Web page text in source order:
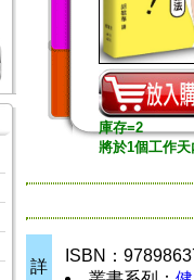
庫存=2
將於1個工作
詳
ISBN：